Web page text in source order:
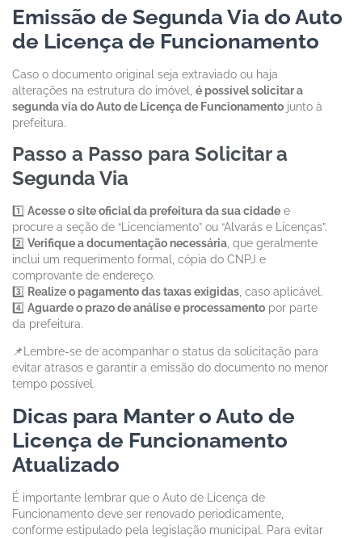
Emissão de Segunda Via do Auto
de Licença de Funcionamento
Caso o documento original seja extraviado ou haja
alterações na estrutura do imóvel, é possível solicitar a
segunda via do Auto de Licença de Funcionamento junto à
prefeitura.
Passo a Passo para Solicitar a
Segunda Via
1️⃣ Acesse o site oficial da prefeitura da sua cidade e
procure a seção de “Licenciamento” ou “Alvarás e Licenças”.
2️⃣ Verifique a documentação necessária , que geralmente
inclui um requerimento formal, cópia do CNPJ e
comprovante de endereço.
3️⃣ Realize o pagamento das taxas exigidas , caso aplicável.
4️⃣ Aguarde o prazo de análise e processamento por parte
da prefeitura.
📌Lembre-se de acompanhar o status da solicitação para
evitar atrasos e garantir a emissão do documento no menor
tempo possível.
Dicas para Manter o Auto de
Licença de Funcionamento
Atualizado
É importante lembrar que o Auto de Licença de
Funcionamento deve ser renovado periodicamente,
conforme estipulado pela legislação municipal. Para evitar